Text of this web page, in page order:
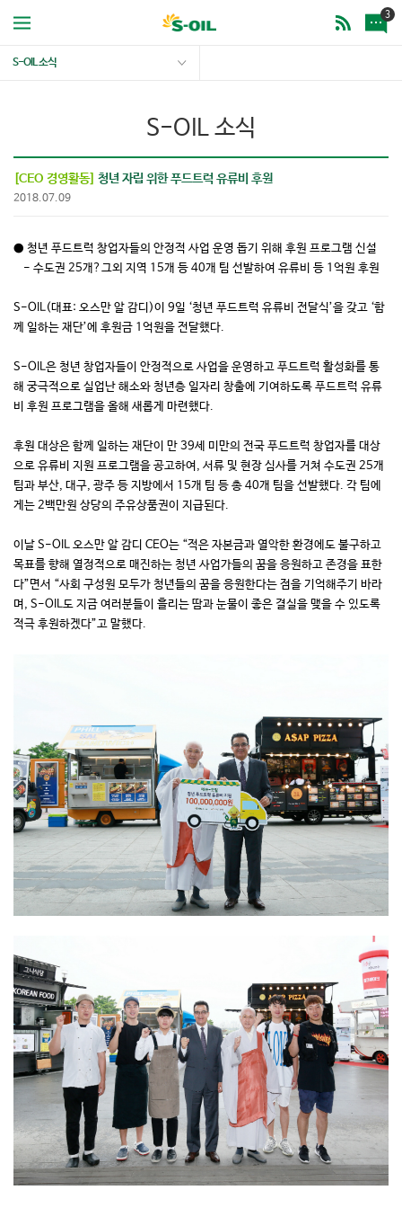
3
S-OIL 소식
S-OIL 소식
[CEO 경영활동] 청년 자립 위한 푸드트럭 유류비 후원
2018.07.09
● 청년 푸드트럭 창업자들의 안정적 사업 운영 돕기 위해 후원 프로그램 신설
- 수도권 25개?그외 지역 15개 등 40개 팀 선발하여 유류비 등 1억원 후원
S-OIL(대표: 오스만 알 감디)이 9일 ‘청년 푸드트럭 유류비 전달식’을 갖고 ‘함
께 일하는 재단’에 후원금 1억원을 전달했다.
S-OIL은 청년 창업자들이 안정적으로 사업을 운영하고 푸드트럭 활성화를 통
해 궁극적으로 실업난 해소와 청년층 일자리 창출에 기여하도록 푸드트럭 유류
비 후원 프로그램을 올해 새롭게 마련했다.
후원 대상은 함께 일하는 재단이 만 39세 미만의 전국 푸드트럭 창업자를 대상
으로 유류비 지원 프로그램을 공고하여, 서류 및 현장 심사를 거쳐 수도권 25개
팀과 부산, 대구, 광주 등 지방에서 15개 팀 등 총 40개 팀을 선발했다. 각 팀에
게는 2백만원 상당의 주유상품권이 지급된다.
이날 S-OIL 오스만 알 감디 CEO는 “적은 자본금과 열악한 환경에도 불구하고
목표를 향해 열정적으로 매진하는 청년 사업가들의 꿈을 응원하고 존경을 표한
다”면서 “사회 구성원 모두가 청년들의 꿈을 응원한다는 점을 기억해주기 바라
며, S-OIL도 지금 여러분들이 흘리는 땀과 눈물이 좋은 결실을 맺을 수 있도록
적극 후원하겠다”고 말했다.